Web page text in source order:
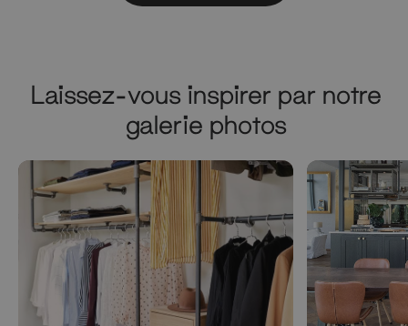
Laissez-vous inspirer par notre
galerie photos